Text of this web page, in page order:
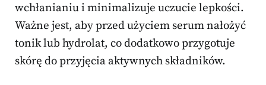
wchłanianiu i minimalizuje uczucie lepkości.
Ważne jest, aby przed użyciem serum nałożyć
tonik lub hydrolat, co dodatkowo przygotuje
skórę do przyjęcia aktywnych składników.